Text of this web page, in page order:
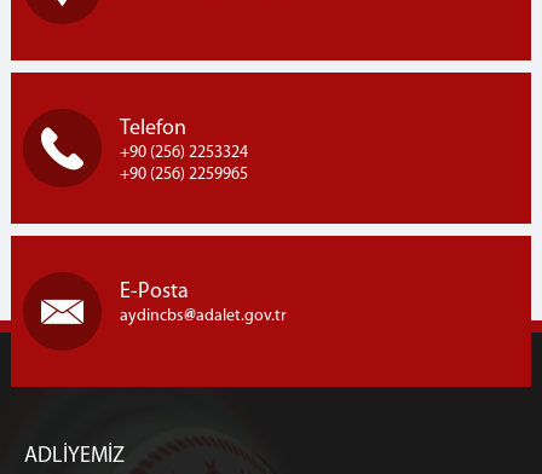
Telefon
+90 (256) 2253324
+90 (256) 2259965
E-Posta
aydincbs adalet.gov.tr
ADLİYEMİZ